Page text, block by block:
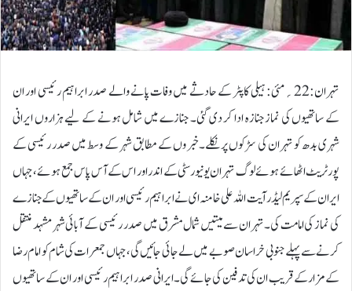
تہران:22؍مئی: ہیلی کاپٹر کے حادثے میں وفات پانے والے صدر ابراہیم رئیسی اور ان
کے ساتھیوں کی نماز جنازہ ادا کر دی گئی۔ جنازے میں شامل ہونے کے لیے ہزاروں ایرانی
شہری بدھ کو تہران کی سڑکوں پر نکلے۔خبر وں کے مطابق شہر کے وسط میں صدر رئیسی کے
پورٹریٹ اٹھائے ہوئے لوگ تہران یونیورسٹی کے اندر اور اس کے آس پاس جمع ہوئے، جہاں
ایران کے سپریم لیڈر آیت اللہ علی خامنہ ای نے ابراہیم رئیسی اور ان کے ساتھیوں کے جنازے
کی نماز کی امامت کی۔تہران سے میتیں شمال مشرق میں صدر رئیسی کے آبائی شہر مشہد منتقل
کرنے سے پہلے جنوبی خراسان صوبے میں لے جائی جائیں گی، جہاں جمعرات کی شام کو امام رضا
کے مزار کے قریب ان کی تدفین کی جائے گی۔ایرانی صدر ابراہیم رئیسی اور ان کے ساتھیوں